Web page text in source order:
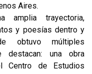
Aires.
amplia trayectoria,
y poesías dentro y
obtuvo múltiples
destacan: una obra
Centro de Estudios